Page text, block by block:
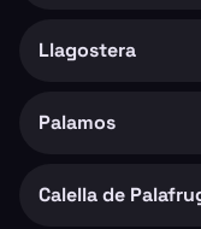
Llagostera
Palamos
Calella de